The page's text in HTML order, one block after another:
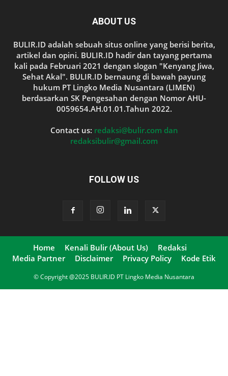
ABOUT US
BULIR.ID adalah sebuah situs online yang berisi berita,
artikel dan opini. BULIR.ID hadir dan tayang pertama
kali pada Februari 2021 dengan slogan "Kenyang Jiwa,
Sehat Akal". BULIR.ID bernaung di bawah payung
hukum PT Lingko Media Nusantara (LIMEN)
berdasarkan SK Pengesahan dengan Nomor AHU-
0059654.AH.01.01.Tahun 2022.
Contact us: redaksi@bulir.com dan
redaksibulir@gmail.com
FOLLOW US
Home Kenali Bulir (About Us)
Redaksi
Media Partner
Disclaimer Privacy Policy Kode Etik
© Copyright @2025 BULIR.ID PT Lingko Media Nusantara